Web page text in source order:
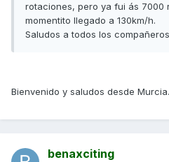
rotaciones, pero ya fui ás 7000
momentito llegado a 130km/h.
Saludos a todos los
Bienvenido y saludos desde Murcia.
benaxciting